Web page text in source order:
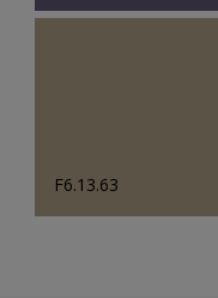
F6.13.63